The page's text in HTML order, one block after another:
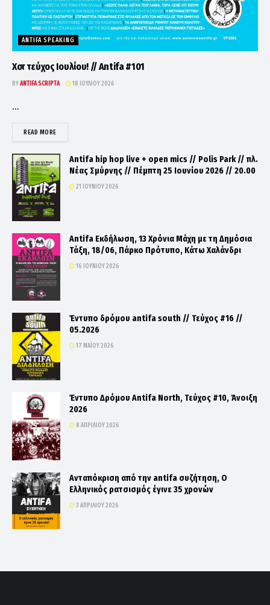
ANTIFA SPEAKING
Χοτ τεύχος Ιουλίου! // Antifa #101
BYANTIFA SCRIPTA 18 ΙΟΥΛΊΟΥ 2026
...
READ MOREDETAILS
Antifa hip hop live + open mics // Polis Park // πλ.
Νέας Σμύρνης // Πέμπτη 25 Ιουνίου 2026 // 20.00
21 ΙΟΥΝΊΟΥ 2026
Antifa Εκδήλωση, 13 Χρόνια Μάχη με τη Δημόσια
Τάξη, 18/06, Πάρκο Πρότυπο, Κάτω Χαλάνδρι
16 ΙΟΥΝΊΟΥ 2026
Έντυπο δρόμου antifa south // Τεύχος #16 //
05.2026
17 ΜΑΪ́ΟΥ 2026
Έντυπο Δρόμου Antifa North, Τεύχος #10, Άνοιξη
2026
8 ΑΠΡΙΛΊΟΥ 2026
Ανταπόκριση από την antifa συζήτηση, Ο
Ελληνικός ρατσισμός έγινε 35 χρονών
3 ΑΠΡΙΛΊΟΥ 2026